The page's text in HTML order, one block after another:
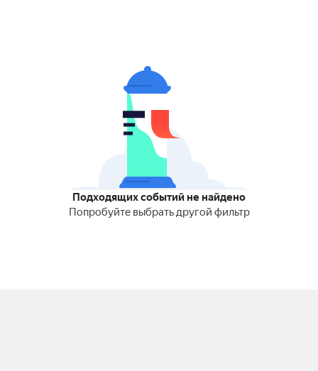
Подходящих событий не найдено
Попробуйте выбрать другой фильтр